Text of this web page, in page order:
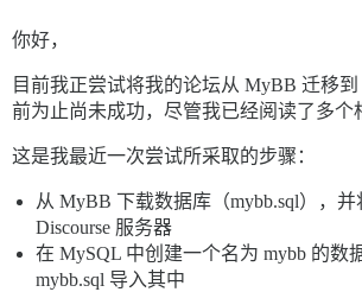
你好，
目前我正尝试将我的论坛从 MyBB 迁移到
前为止尚未成功，尽管我已经阅读了多个
这是我最近一次尝试所采取的步骤：
从 MyBB 下载数据库（mybb.sql），并
Discourse 服务器
在 MySQL 中创建一个名为 mybb 的数
mybb.sql 导入其中